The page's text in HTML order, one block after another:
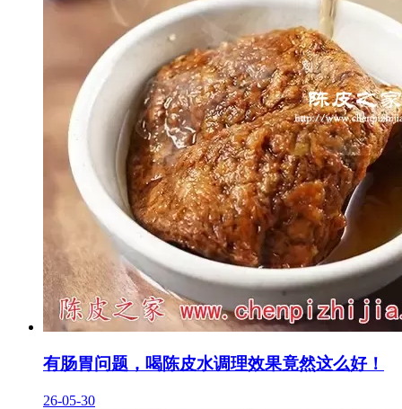
有肠胃问题，喝陈皮水调理效果竟然这么好！
26-05-30